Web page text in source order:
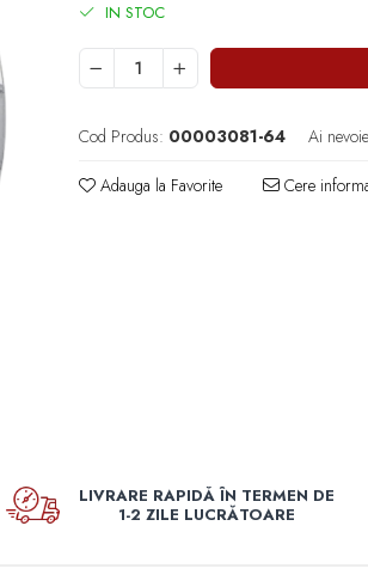
IN STOC
Cod Produs: 00003081-64 Ai
Adauga la Favorite Cere
LIVRARE RAPIDĂ ÎN TERMEN DE
1-2 ZILE LUCRĂTOARE